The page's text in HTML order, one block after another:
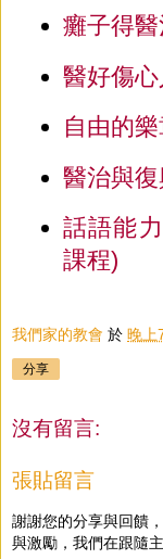
癱子得
醫好傷心
自由的
醫治與復
話語能
課程)
我們家的教會 於 晚上
分享
沒有留言:
張貼留言
謝謝您的分享與回饋
與激勵，我們在跟隨